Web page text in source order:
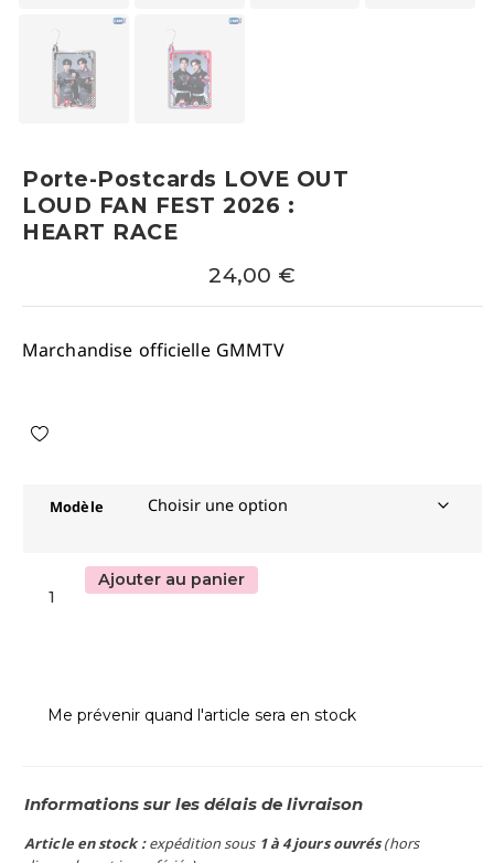
Porte-Postcards LOVE OUT
LOUD FAN FEST 2026 :
HEART RACE
24,00 €
Marchandise officielle GMMTV
Modèle
Ajouter au panier
Me prévenir quand l'article sera en stock
Informations sur les délais de livraison
Article en stock :expédition sous 1 à 4 jours ouvrés(hors